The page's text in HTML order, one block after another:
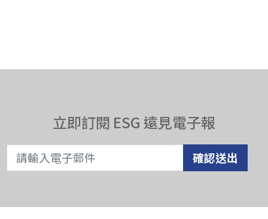
立即訂閱 ESG 遠見電子報
確認送出